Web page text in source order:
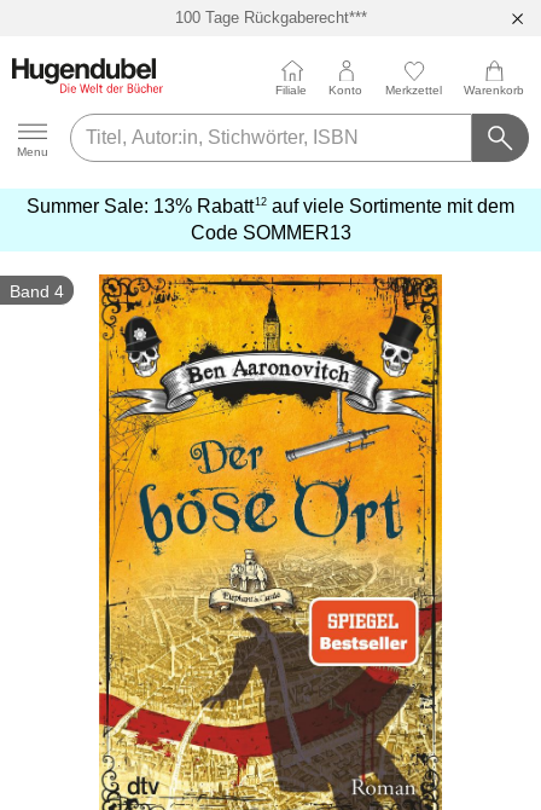
100 Tage Rückgaberecht***
Hugendubel
Menu
Filiale Konto Merkzettel Warenkorb
Summer Sale: 13% Rabatt12 auf viele Sortimente mit dem
Code SOMMER13
erfahren
Band 4